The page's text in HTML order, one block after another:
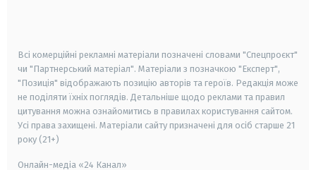
Всі комерційні рекламні матеріали позначені словами "Спецпроєкт"
чи "Партнерський матеріал". Матеріали з позначкою "Експерт",
"Позиція" відображають позицію авторів та героїв. Редакція може
не поділяти їхніх поглядів. Детальніше щодо реклами та правил
цитування можна ознайомитись в правилах користування сайтом.
Усі права захищені. Матеріали сайту призначені для осіб старше 21
року (21+)
Онлайн-медіа «24 Канал»